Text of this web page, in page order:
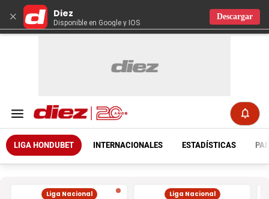
× Diez
Disponible en Google y IOS
Descargar
LIGA HONDUBET INTERNACIONALES ESTADÍSTICAS
Liga Nacional Liga Nacional